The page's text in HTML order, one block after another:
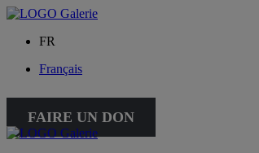
FR
Français
FAIRE UN DON